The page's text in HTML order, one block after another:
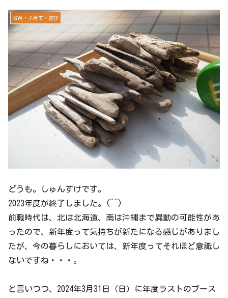
教育・子育て・遊び
どうも。しゅんすけです。
2023年度が終了しました。(^^)
前職時代は、北は北海道、南は沖縄まで異動の可能性があ
ったので、新年度って気持ちが新たになる感じがありまし
たが、今の暮らしにおいては、新年度ってそれほど意識し
ないですね・・・。
と言いつつ、2024年3月31日（日）に年度ラストのブース